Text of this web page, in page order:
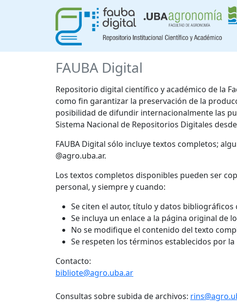
FAUBA Digital
Repositorio digital científico y académico de la
como fin garantizar la preservación de la
posibilidad de difundir internacionalmente las
Sistema Nacional de Repositorios Digitales
FAUBA Digital sólo incluye textos completos;
@agro.uba.ar.
Los textos completos disponibles pueden ser
personal, y siempre y cuando:
Se citen el autor, título y datos bibliográficos
Se incluya un enlace a la página original de
No se modifique el contenido del texto
Se respeten los términos establecidos por la
Contacto:
bibliote@agro.uba.ar
Consultas sobre subida de archivos: